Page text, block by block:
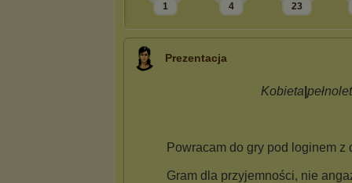
1 4 23
Prezentacja